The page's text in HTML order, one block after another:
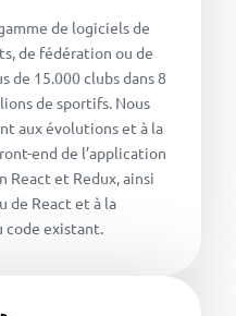
de logiciels de
de fédération ou de
de 15.000 clubs dans 8
de sportifs. Nous
aux évolutions et à la
end de l’application
React et Redux, ainsi
de React et à la
code existant.